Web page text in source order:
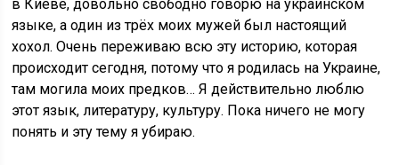
в Киеве, довольно свободно говорю на украинском
языке, а один из трёх моих мужей был настоящий
хохол. Очень переживаю всю эту историю, которая
происходит сегодня, потому что я родилась на Украине,
там могила моих предков… Я действительно люблю
этот язык, литературу, культуру. Пока ничего не могу
понять и эту тему я убираю.